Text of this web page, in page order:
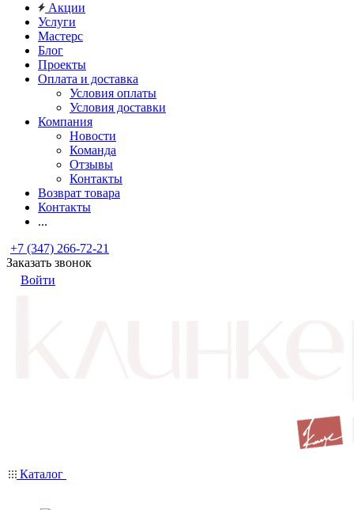
Акции
Услуги
Мастерс
Блог
Проекты
Оплата и доставка
Условия оплаты
Условия доставки
Компания
Новости
Команда
Отзывы
Контакты
Возврат товара
Контакты
...
+7 (347) 266-72-21
Заказать звонок
Войти
Каталог